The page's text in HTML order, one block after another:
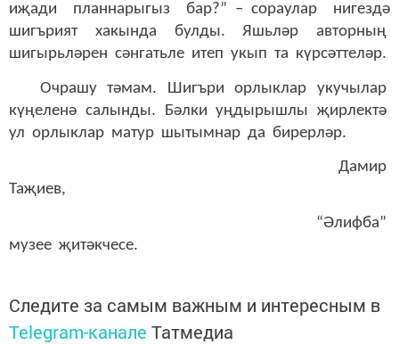
иҗади планнарыгыз бар?” – сораулар нигездә
шигърият хакында булды. Яшьләр авторның
шигырьләрен сәнгатьле итеп укып та күрсәттеләр.
Очрашу тәмам. Шигъри орлыклар укучылар
күңеленә салынды. Бәлки уңдырышлы җирлектә
ул орлыклар матур шытымнар да бирерләр.
Дамир
Таҗиев,
“Әлифба”
музее җитәкчесе.
Следите за самым важным и интересным в
Telegram-канале Татмедиа